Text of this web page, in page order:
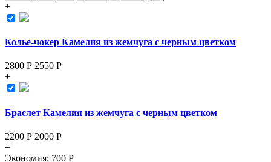
+
Колье-чокер Камелия из жемчуга с черным цветком
2800 Р 2550 Р
+
Браслет Камелия из жемчуга с черным цветком
2200 Р 2000 Р
=
Экономия: 700 Р